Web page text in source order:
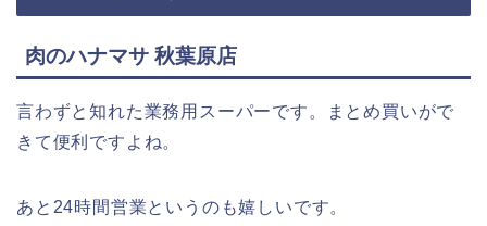
肉のハナマサ 秋葉原店
言わずと知れた業務用スーパーです。まとめ買いがで
きて便利ですよね。
あと24時間営業というのも嬉しいです。